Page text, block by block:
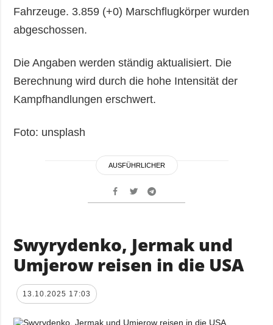
Fahrzeuge. 3.859 (+0) Marschflugkörper wurden
abgeschossen.
Die Angaben werden ständig aktualisiert. Die
Berechnung wird durch die hohe Intensität der
Kampfhandlungen erschwert.
Foto: unsplash
AUSFÜHRLICHER
Swyrydenko, Jermak und
Umjerow reisen in die USA
13.10.2025 17:03